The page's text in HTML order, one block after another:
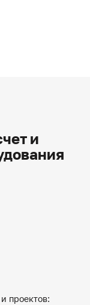
и
проектов: